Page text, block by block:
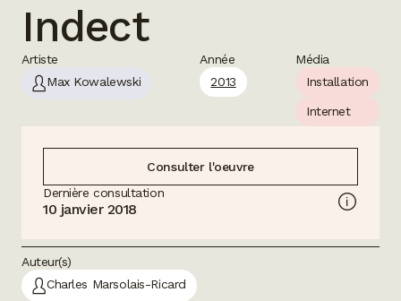
Indect
Artiste
Max Kowalewski
Année
2013
Média
Installation
Internet
Consulter l'oeuvre
Dernière consultation
10 janvier 2018
Auteur(s)
Charles Marsolais-Ricard